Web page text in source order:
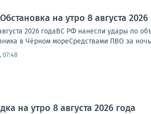
на утро 8 августа 2026
2026 годаВС РФ нанесли удары по
в Чёрном мореСредствами ПВО за
07:48
на утро 8 августа 2026 года